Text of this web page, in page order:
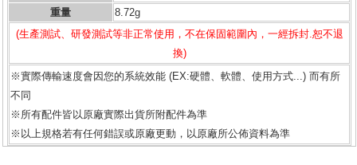
重量
8.72g
(生產測試、研發測試等非正常使用，不在保固範圍內，一經拆封.恕不退
換)
※實際傳輸速度會因您的系統效能 (EX:硬體、軟體、使用方式...) 而有所
不同
※所有配件皆以原廠實際出貨所附配件為準
※以上規格若有任何錯誤或原廠更動，以原廠所公佈資料為準